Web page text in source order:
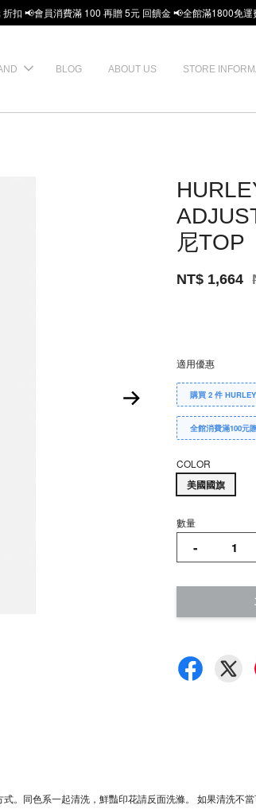
扣 📢會員消費滿 100 再贈 5元 回饋金 📢全館滿1800免運
BLOG ABOUT US STORE
尼TOP
NT$ 1,664
適用優惠
購買 2 件
全館消費滿100元
COLOR
美國國旗
數量
-
同色系一起清洗，鮮豔印花請反面洗滌。 如果清洗不當